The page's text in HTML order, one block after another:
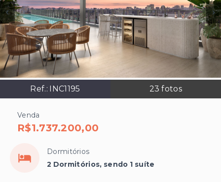
Ref.: INC1195 23 fotos
Venda
R$1.737.200,00
Dormitórios
2 Dormitórios, sendo 1 suíte